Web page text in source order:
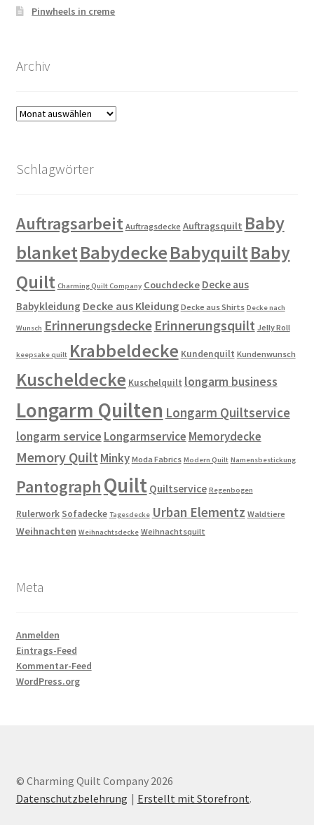
Pinwheels in creme
Archiv
Archiv
Schlagwörter
Auftragsarbeit Auftragsdecke Auftragsquilt Baby
blanketBabydeckeBabyquiltBaby
Quilt Charming Quilt Company Couchdecke Decke aus
Babykleidung Decke aus Kleidung Decke aus Shirts Decke nach
Wunsch Erinnerungsdecke Erinnerungsquilt Jelly Roll
keepsake quilt Krabbeldecke Kundenquilt Kundenwunsch
Kuscheldecke Kuschelquilt longarm business
Longarm Quilten Longarm Quiltservice
longarm service Longarmservice Memorydecke
Memory Quilt Minky Moda Fabrics Modern Quilt Namensbestickung
Pantograph Quilt Quiltservice Regenbogen
Rulerwork Sofadecke Tagesdecke Urban Elementz Waldtiere
Weihnachten Weihnachtsdecke Weihnachtsquilt
Meta
Anmelden
Eintrags-Feed
Kommentar-Feed
WordPress.org
© Charming Quilt Company 2026
Datenschutzbelehrung
Erstellt mit Storefront.